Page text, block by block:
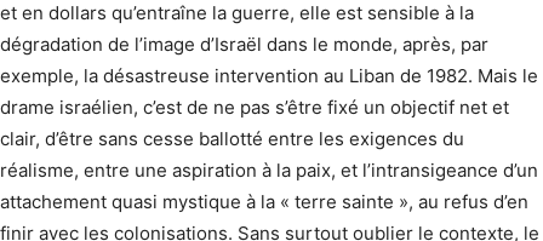
et en dollars qu’entraîne la guerre, elle est sensible à la
dégradation de l’image d’Israël dans le monde, après, par
exemple, la désastreuse intervention au Liban de 1982. Mais le
drame israélien, c’est de ne pas s’être fixé un objectif net et
clair, d’être sans cesse ballotté entre les exigences du
réalisme, entre une aspiration à la paix, et l’intransigeance d’un
attachement quasi mystique à la « terre sainte », au refus d’en
finir avec les colonisations. Sans surtout oublier le contexte, le